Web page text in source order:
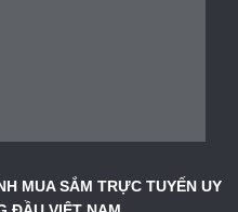
MUA SẮM TRỰC TUYẾN UY